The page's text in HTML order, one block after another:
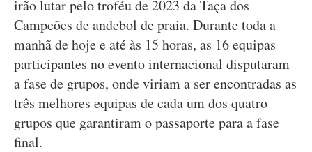
irão lutar pelo troféu de 2023 da Taça dos
Campeões de andebol de praia. Durante toda a
manhã de hoje e até às 15 horas, as 16 equipas
participantes no evento internacional disputaram
a fase de grupos, onde viriam a ser encontradas as
três melhores equipas de cada um dos quatro
grupos que garantiram o passaporte para a fase
final.